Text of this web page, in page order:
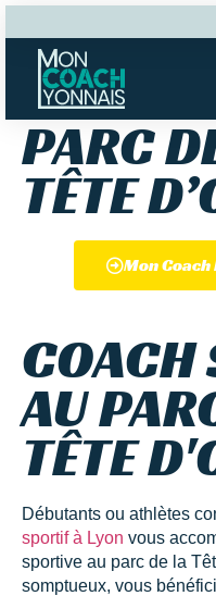
COACH
PARC
TÊTE
Mon Coach
COACH
AU
TÊTE
Débutants ou athlètes
sportif à Lyon vous
sportive au parc de la
somptueux, vous